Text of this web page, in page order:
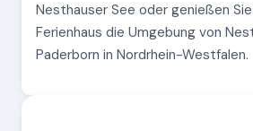
Nesthauser See oder genießen
Ferienhaus die Umgebung von
Paderborn in Nordrhein-Westfalen.